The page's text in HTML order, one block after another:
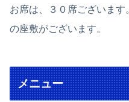
お席は、３０席ございま
の座敷がございます。
メニュー